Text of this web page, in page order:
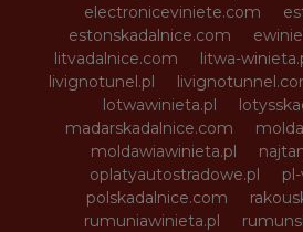
electroniceviniete.com
estonskadalnice.com
litvadalnice.com
litwa-
livignotunel.pl
lotwawinieta.pl
madarskadalnice.com
moldawiawinieta.pl
oplatyautostradowe.pl
polskadalnice.com
rumuniawinieta.pl